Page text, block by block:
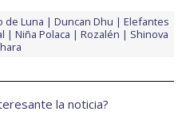
de Luna Duncan Dhu
Elefantes
Niña Polaca Rozalén
Shinova
la noticia?